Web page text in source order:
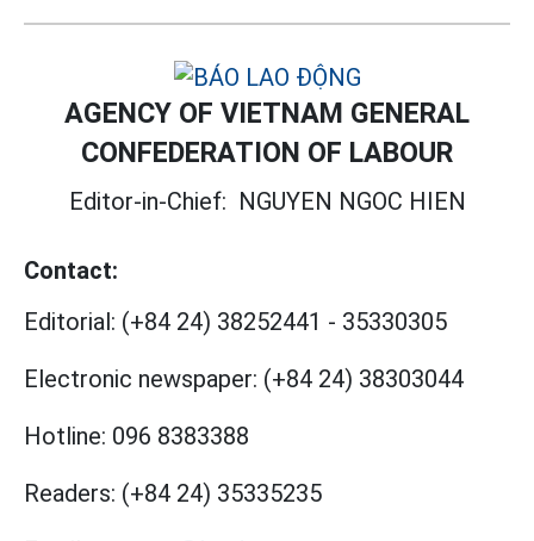
AGENCY OF VIETNAM GENERAL
CONFEDERATION OF LABOUR
Editor-in-Chief: NGUYEN NGOC HIEN
Contact:
Editorial: (+84 24) 38252441 - 35330305
Electronic newspaper: (+84 24) 38303044
Hotline: 096 8383388
Readers: (+84 24) 35335235